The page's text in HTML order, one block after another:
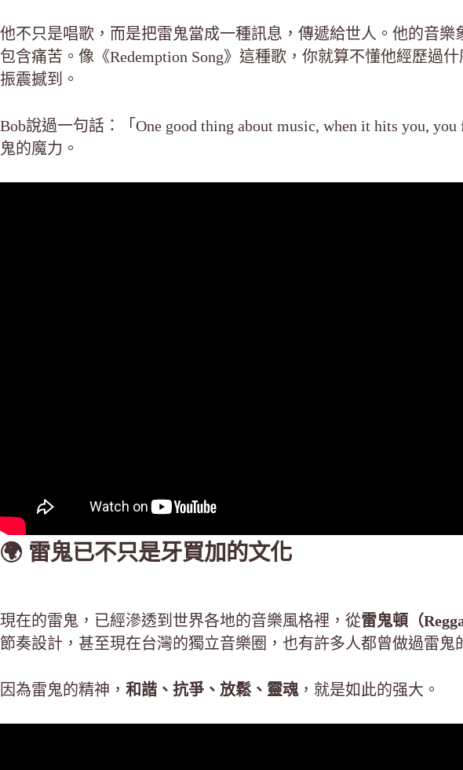
他不只是唱歌，而是把雷鬼當成一種訊息，傳遞給世人。他的音樂
包含痛苦。像《Redemption Song》這種歌，你就算不懂他經歷過
振震撼到。
Bob說過一句話：「One good thing about music, when it hits you,
鬼的魔力。
🌍 雷鬼已不只是牙買加的文化
現在的雷鬼，已經滲透到世界各地的音樂風格裡，從雷鬼頓（
節奏設計，甚至現在台灣的獨立音樂圈，也有許多人都曾做過雷鬼
因為雷鬼的精神， 和諧、抗爭、放鬆、靈魂，就是如此的强大。